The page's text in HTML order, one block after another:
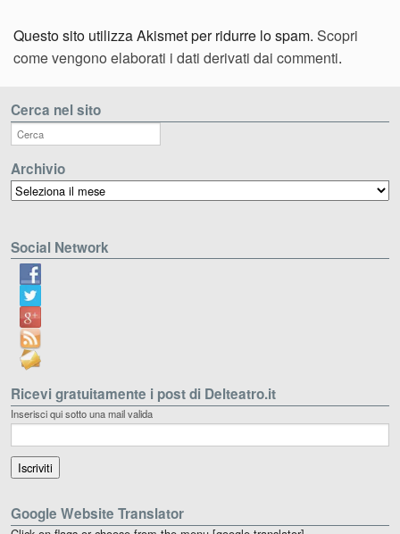
Questo sito utilizza Akismet per ridurre lo spam. Scopri
come vengono elaborati i dati derivati dai commenti.
Cerca nel sito
Archivio
Archivio
Social Network
Ricevi gratuitamente i post di Delteatro.it
Inserisci qui sotto una mail valida
Google Website Translator